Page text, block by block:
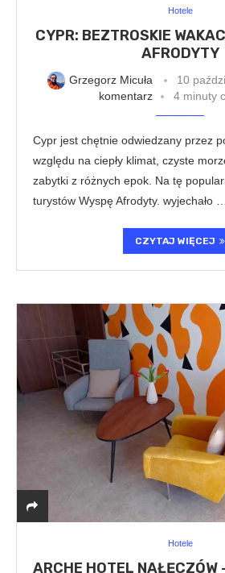
Hotele
CYPR: BEZTROSKIE
AFRODYTY
Grzegorz Micuła 10
komentarz
4 minuty
Cypr jest chętnie odwiedzany przez
względu na ciepły klimat, czyste
zabytki z różnych epok. Na tę
turystów Wyspę Afrodyty. wyjechało …
CZYTAJ WIĘCEJ
Hotele
ARCHE HOTEL NAŁĘCZÓW